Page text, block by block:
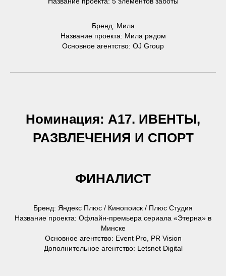
Бренд: Мила
Название проекта: Мила рядом
Основное агентство: OJ Group
Номинация: А17. ИВЕНТЫ,
РАЗВЛЕЧЕНИЯ И СПОРТ
ФИНАЛИСТ
Бренд: Яндекс Плюс / Кинопоиск / Плюс Студия
Название проекта: Офлайн-премьера сериала «Этерна» в
Минске
Основное агентство: Event Pro, PR Vision
Дополнительное агентство: Letsnet Digital